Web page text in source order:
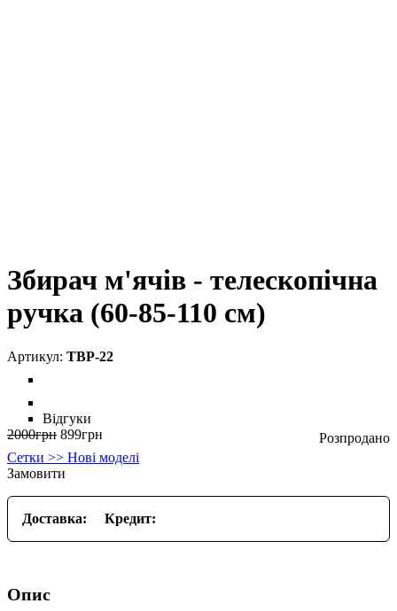
Збирач м'ячів - телескопічна
ручка (60-85-110 см)
TBP-22
Відгуки
2000грн 899грн
Сетки >> Нові моделі
Замовити
Доставка: Кредит:
Опис